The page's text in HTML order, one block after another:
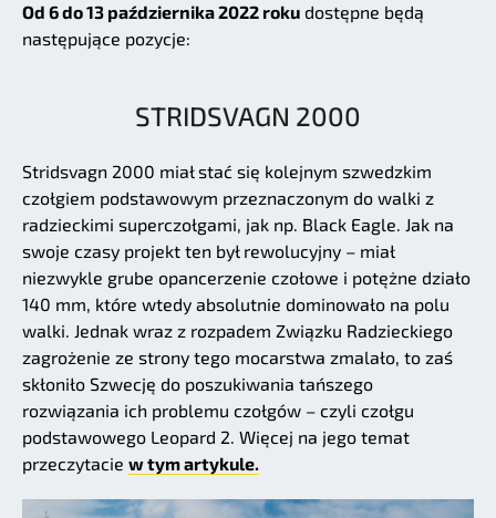
Od 6 do 13 października 2022 roku dostępne będą
następujące pozycje:
STRIDSVAGN 2000
Stridsvagn 2000 miał stać się kolejnym szwedzkim
czołgiem podstawowym przeznaczonym do walki z
radzieckimi superczołgami, jak np. Black Eagle. Jak na
swoje czasy projekt ten był rewolucyjny – miał
niezwykle grube opancerzenie czołowe i potężne działo
140 mm, które wtedy absolutnie dominowało na polu
walki. Jednak wraz z rozpadem Związku Radzieckiego
zagrożenie ze strony tego mocarstwa zmalało, to zaś
skłoniło Szwecję do poszukiwania tańszego
rozwiązania ich problemu czołgów – czyli czołgu
podstawowego Leopard 2. Więcej na jego temat
przeczytacie w tym artykule.